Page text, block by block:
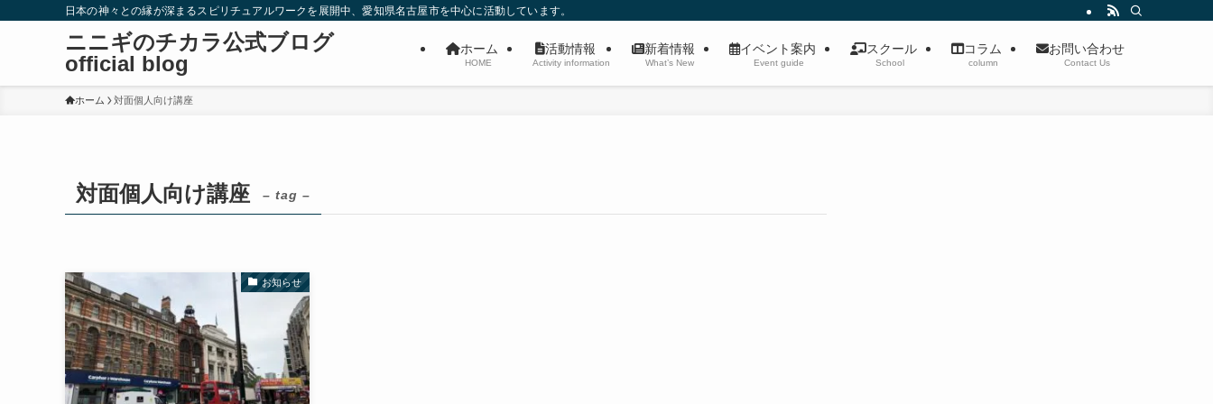
日本の神々との縁が深まるスピリチュアルワークを展開中、愛知県名古屋市を中心に活動しています。
ニニギのチカラ公式ブログ
official blog
ホーム
HOME
活動情報
Activity information
新着情報
What’s New
イベント案内
Event guide
スクール
School
コラム
column
お問い合わせ
Contact Us
ホーム 対面個人向け講座
対面個人向け講座 – tag –
お知らせ